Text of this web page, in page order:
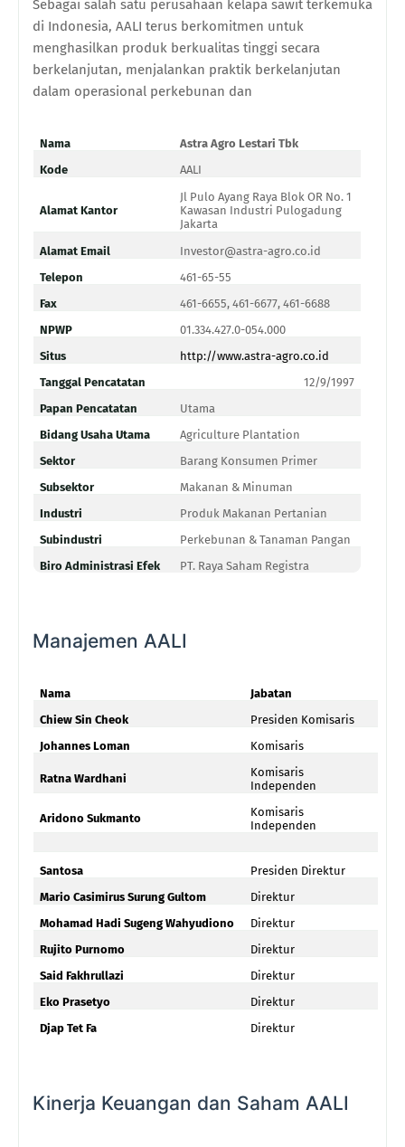
Sebagai salah satu perusahaan kelapa sawit terkemuka
di Indonesia, AALI terus berkomitmen untuk
menghasilkan produk berkualitas tinggi secara
berkelanjutan, menjalankan praktik berkelanjutan
dalam operasional perkebunan dan
Nama
Astra Agro Lestari Tbk
Kode
AALI
Alamat Kantor
Jl Pulo Ayang Raya Blok OR No. 1
Kawasan Industri Pulogadung
Jakarta
Alamat Email
Investor@astra-agro.co.id
Telepon
461-65-55
Fax
461-6655, 461-6677, 461-6688
NPWP
01.334.427.0-054.000
Situs
http://www.astra-agro.co.id
Tanggal Pencatatan
12/9/1997
Papan Pencatatan
Utama
Bidang Usaha Utama
Agriculture Plantation
Sektor
Barang Konsumen Primer
Subsektor
Makanan & Minuman
Industri
Produk Makanan Pertanian
Subindustri
Perkebunan & Tanaman Pangan
Biro Administrasi Efek
PT. Raya Saham Registra
Manajemen AALI
Nama
Jabatan
Chiew Sin Cheok
Presiden Komisaris
Johannes Loman
Komisaris
Ratna Wardhani
Komisaris
Independen
Aridono Sukmanto
Komisaris
Independen
Santosa
Presiden Direktur
Mario Casimirus Surung Gultom
Direktur
Mohamad Hadi Sugeng Wahyudiono
Direktur
Rujito Purnomo
Direktur
Said Fakhrullazi
Direktur
Eko Prasetyo
Direktur
Djap Tet Fa
Direktur
Kinerja Keuangan dan Saham AALI